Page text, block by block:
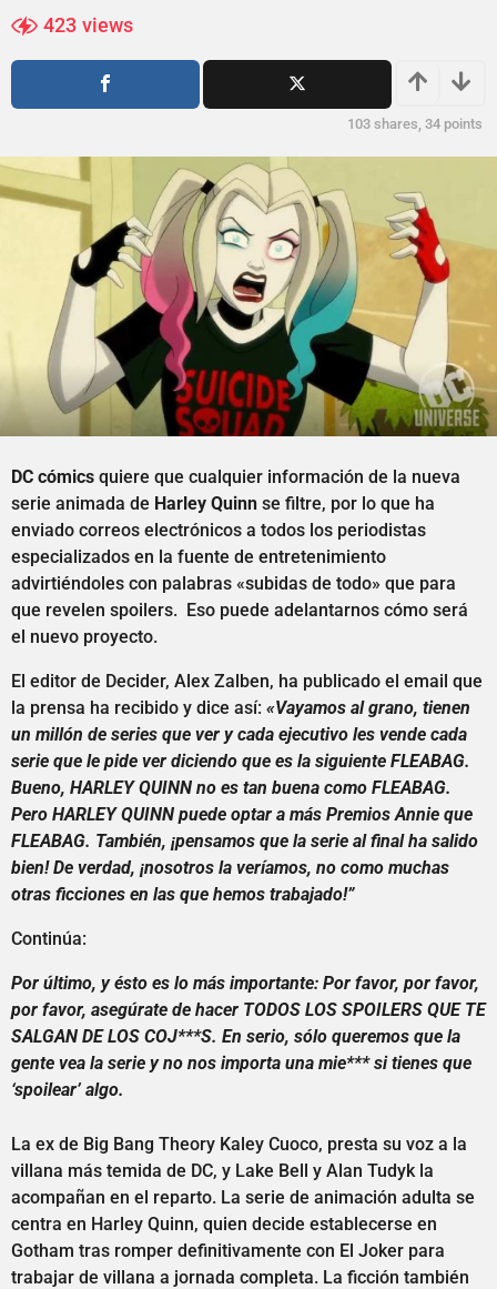
o
s
g
s
a
423 views
103 shares, 34 points
DC cómics quiere que cualquier información de la nueva
serie animada de Harley Quinn se filtre, por lo que ha
enviado correos electrónicos a todos los periodistas
especializados en la fuente de entretenimiento
advirtiéndoles con palabras «subidas de todo» que para
que revelen spoilers. Eso puede adelantarnos cómo será
el nuevo proyecto.
El editor de Decider, Alex Zalben, ha publicado el email que
la prensa ha recibido y dice así: «Vayamos al grano, tienen
un millón de series que ver y cada ejecutivo les vende cada
serie que le pide ver diciendo que es la siguiente FLEABAG.
Bueno, HARLEY QUINN no es tan buena como FLEABAG.
Pero HARLEY QUINN puede optar a más Premios Annie que
FLEABAG. También, ¡pensamos que la serie al final ha salido
bien! De verdad, ¡nosotros la veríamos, no como muchas
otras ficciones en las que hemos trabajado!”
Continúa:
Por último, y ésto es lo más importante: Por favor, por favor,
por favor, asegúrate de hacer TODOS LOS SPOILERS QUE TE
SALGAN DE LOS COJ***S. En serio, sólo queremos que la
gente vea la serie y no nos importa una mie*** si tienes que
‘spoilear’ algo.
La ex de Big Bang Theory Kaley Cuoco, presta su voz a la
villana más temida de DC, y Lake Bell y Alan Tudyk la
acompañan en el reparto. La serie de animación adulta se
centra en Harley Quinn, quien decide establecerse en
Gotham tras romper definitivamente con El Joker para
trabajar de villana a jornada completa. La ficción también